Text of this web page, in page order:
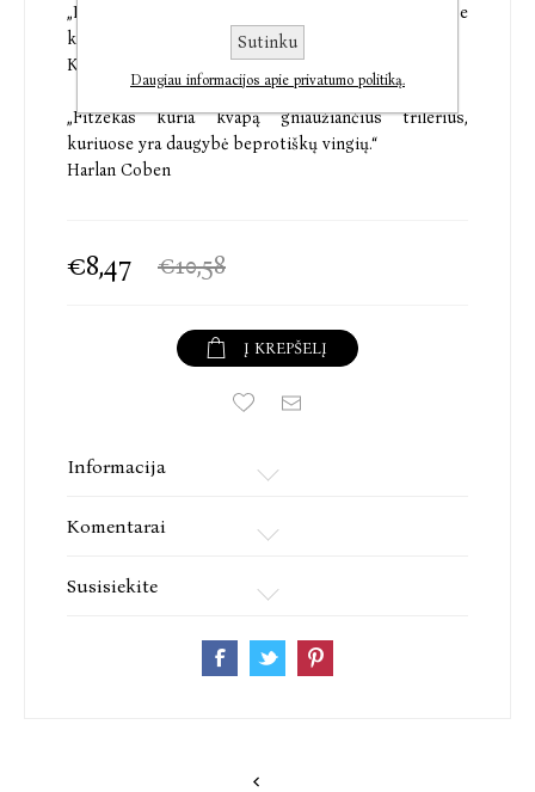
„Be jokios abejonės, tai vienas iš įtaigiausių pasaulyje
kriminalinių istorijų kūrėjų.“
Karin Slaughter
„Fitzekas kuria kvapą gniaužiančius trilerius,
kuriuose yra daugybė beprotiškų vingių.“
Harlan Coben
€8,47 €10,58
Į KREPŠELĮ
Informacija
Komentarai
Susisiekite
Sutinku
Daugiau informacijos apie privatumo politiką.